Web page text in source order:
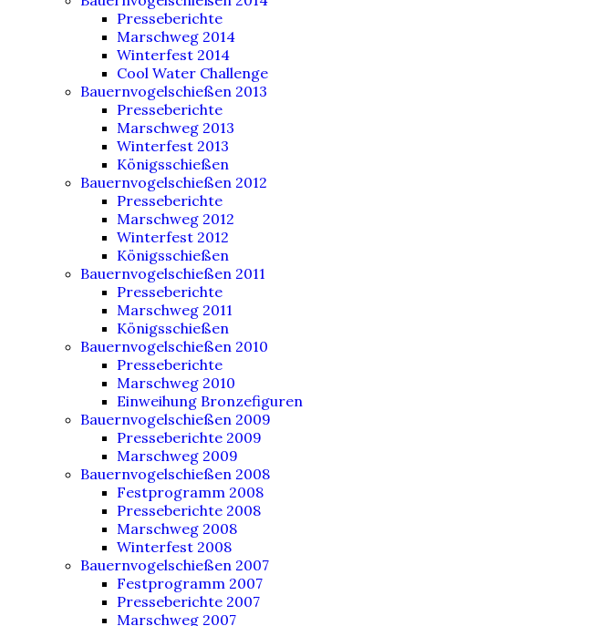
Presseberichte
Marschweg 2014
Winterfest 2014
Cool Water Challenge
Bauernvogelschießen 2013
Presseberichte
Marschweg 2013
Winterfest 2013
Königsschießen
Bauernvogelschießen 2012
Presseberichte
Marschweg 2012
Winterfest 2012
Königsschießen
Bauernvogelschießen 2011
Presseberichte
Marschweg 2011
Königsschießen
Bauernvogelschießen 2010
Presseberichte
Marschweg 2010
Einweihung Bronzefiguren
Bauernvogelschießen 2009
Presseberichte 2009
Marschweg 2009
Bauernvogelschießen 2008
Festprogramm 2008
Presseberichte 2008
Marschweg 2008
Winterfest 2008
Bauernvogelschießen 2007
Festprogramm 2007
Presseberichte 2007
Marschweg 2007